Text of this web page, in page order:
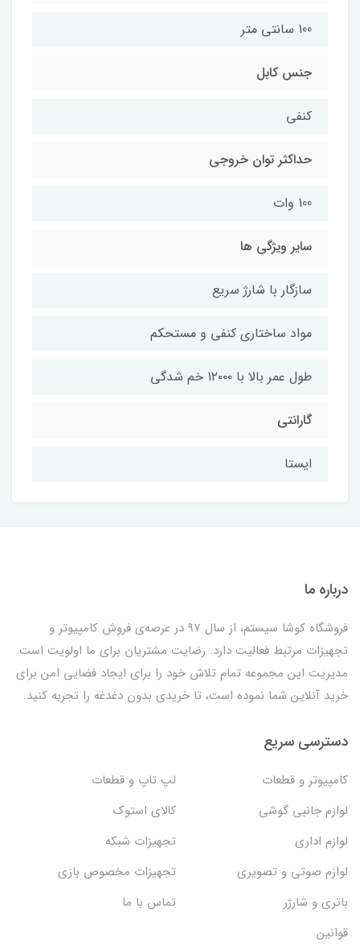
100 سانتی متر
جنس کابل
کنفی
حداکثر توان خروجی
100 وات
سایر ویژگی ها
سازگار با شارژ سریع
مواد ساختاری کنفی و مستحکم
طول عمر بالا با ۱۲۰۰۰ خم شدگی
گارانتی
ایستا
درباره ما
فروشگاه کوشا سیستم، از سال 97 در عرصه‌ی فروش کامپیوتر و
تجهیزات مرتبط فعالیت دارد. رضایت مشتریان برای ما اولویت است.
مدیریت این مجموعه تمام تلاش خود را برای ایجاد فضایی امن برای
خرید آنلاین شما نموده است، تا خریدی بدون دغدغه را تجربه کنید.
دسترسی سریع
کامپیوتر و قطعات
لپ تاپ و قطعات
لوازم جانبی گوشی
کالای استوک
لوازم اداری
تجهیزات شبکه
لوازم صوتی و تصویری
تجهیزات مخصوص بازی
باتری و شارژر
تماس با ما
قوانین